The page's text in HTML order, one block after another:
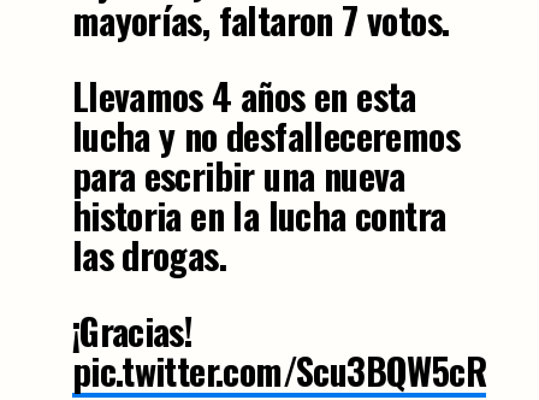
mayorías, faltaron 7 votos.
Llevamos 4 años en esta
lucha y no desfalleceremos
para escribir una nueva
historia en la lucha contra
las drogas.
¡Gracias!
pic.twitter.com/Scu3BQW5cR